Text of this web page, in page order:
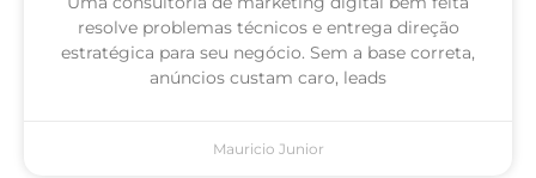
resolve problemas técnicos e entrega direção
estratégica para seu negócio. Sem a base correta,
anúncios custam caro, leads
Mauricio Junior